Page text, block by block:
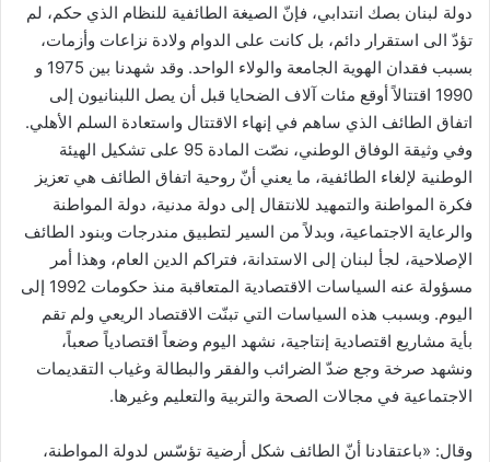
دولة لبنان بصك انتدابي، فإنّ الصيغة الطائفية للنظام الذي حكم، لم
تؤدّ الى استقرار دائم، بل كانت على الدوام ولادة نزاعات وأزمات،
بسبب فقدان الهوية الجامعة والولاء الواحد. وقد شهدنا بين 1975 و
1990 اقتتالاً أوقع مئات آلاف الضحايا قبل أن يصل اللبنانيون إلى
اتفاق الطائف الذي ساهم في إنهاء الاقتتال واستعادة السلم الأهلي.
وفي وثيقة الوفاق الوطني، نصّت المادة 95 على تشكيل الهيئة
الوطنية لإلغاء الطائفية، ما يعني أنّ روحية اتفاق الطائف هي تعزيز
فكرة المواطنة والتمهيد للانتقال إلى دولة مدنية، دولة المواطنة
والرعاية الاجتماعية، وبدلاً من السير لتطبيق مندرجات وبنود الطائف
الإصلاحية، لجأ لبنان إلى الاستدانة، فتراكم الدين العام، وهذا أمر
مسؤولة عنه السياسات الاقتصادية المتعاقبة منذ حكومات 1992 إلى
اليوم. وبسبب هذه السياسات التي تبنّت الاقتصاد الريعي ولم تقم
بأية مشاريع اقتصادية إنتاجية، نشهد اليوم وضعاً اقتصادياً صعباً،
ونشهد صرخة وجع ضدّ الضرائب والفقر والبطالة وغياب التقديمات
الاجتماعية في مجالات الصحة والتربية والتعليم وغيرها.
وقال: «باعتقادنا أنّ الطائف شكل أرضية تؤسّس لدولة المواطنة،